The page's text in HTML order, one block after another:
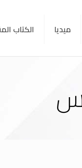
ميديا الكتاب